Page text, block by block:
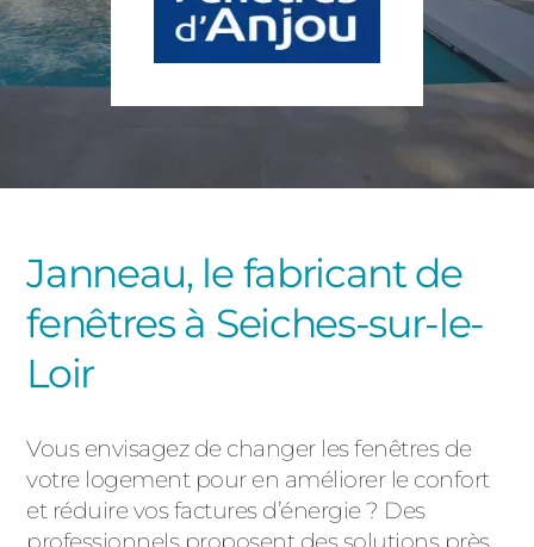
Janneau, le fabricant de
fenêtres à Seiches-sur-le-
Loir
Vous envisagez de changer les fenêtres de
votre logement pour en améliorer le confort
et réduire vos factures d’énergie ? Des
ALUMINIUM
LES LUMINEUSES
VOLETS ROULANTS
PERGOLAS
CARPORTS